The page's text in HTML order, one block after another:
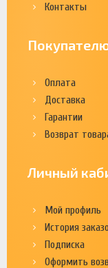
Контакты
Оплата
Доставка
Гарантии
Возврат
Личный
Мой профиль
История
Подписка
Оформить